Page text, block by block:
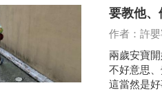
要教他、
作者：許
兩歲安寶
不好意思
這當然是好